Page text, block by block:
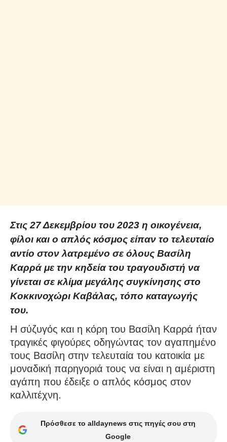
Στις 27 Δεκεμβρίου του 2023 η οικογένεια,
φίλοι και ο απλός κόσμος είπαν το τελευταίο
αντίο στον λατρεμένο σε όλους Βασίλη
Καρρά με την κηδεία του τραγουδιστή να
γίνεται σε κλίμα μεγάλης συγκίνησης στο
Κοκκινοχώρι Καβάλας, τόπο καταγωγής
του.
Η σύζυγός και η κόρη του Βασίλη Καρρά ήταν
τραγικές φιγούρες οδηγώντας τον αγαπημένο
τους Βασίλη στην τελευταία του κατοικία με
μοναδική παρηγοριά τους να είναι η αμέριστη
αγάπη που έδειξε ο απλός κόσμος στον
καλλιτέχνη.
Πρόσθεσε το alldaynews στις πηγές σου στη
Google